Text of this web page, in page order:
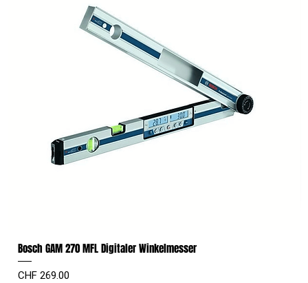
Bosch GAM 270 MFL Digitaler Winkelmesser
Preis
CHF 269.00